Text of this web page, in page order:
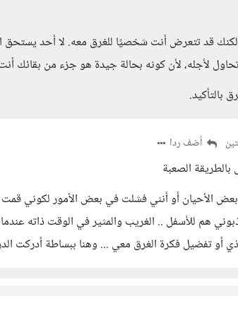
قد تتعرض أنت شخصيًا للغرق معه. لا أحد يستحق
لأجله، لأن كونه بحالة جيدة هو جزء من بقائك
بالتأكيد.
أضف ردا
الصعبة
الأحيان أو أنني فشلت في بعض الأمور لكوني قمت
هم للأسفل .. الغريب والمثير في الوقت ذاته
أو تفضيل فكرة الغرق معي ... وهنا ببساطة أدركت